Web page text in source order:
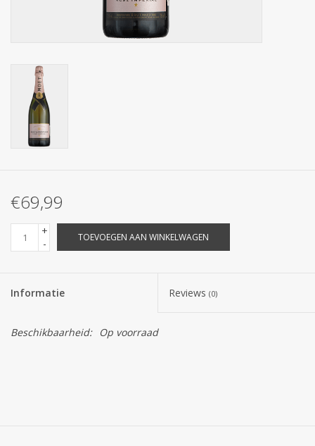
€69,99
+
-
TOEVOEGEN AAN WINKELWAGEN
Informatie Reviews (0)
Beschikbaarheid: Op voorraad